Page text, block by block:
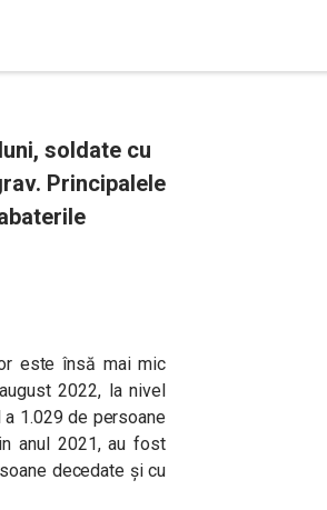
soldate cu
Principalele
este însă mai mic
2022, la nivel
1.029 de persoane
anul 2021, au fost
decedate și cu